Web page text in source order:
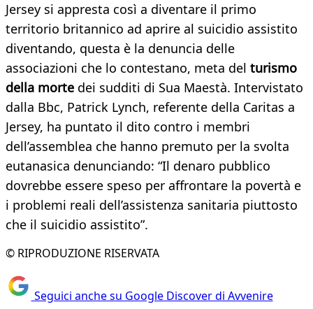
Jersey si appresta così a diventare il primo
territorio britannico ad aprire al suicidio assistito
diventando, questa è la denuncia delle
associazioni che lo contestano, meta del turismo
della morte dei sudditi di Sua Maestà. Intervistato
dalla Bbc, Patrick Lynch, referente della Caritas a
Jersey, ha puntato il dito contro i membri
dell’assemblea che hanno premuto per la svolta
eutanasica denunciando: “Il denaro pubblico
dovrebbe essere speso per affrontare la povertà e
i problemi reali dell’assistenza sanitaria piuttosto
che il suicidio assistito”.
© RIPRODUZIONE RISERVATA
Seguici anche su Google Discover di Avvenire